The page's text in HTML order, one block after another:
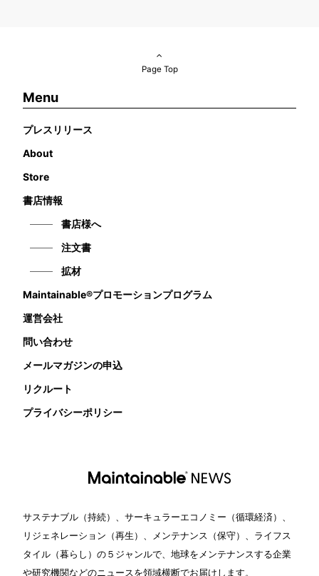
Page Top
Menu
プレスリリース
About
Store
書店情報
書店様へ
注文書
拡材
Maintainable®プロモーションプログラム
運営会社
問い合わせ
メールマガジンの申込
リクルート
プライバシーポリシー
サステナブル（持続）、サーキュラーエコノミー（循環経済）、
リジェネレーション（再生）、メンテナンス（保守）、ライフス
タイル（暮らし）の５ジャンルで、地球をメンテナンスする企業
や研究機関などのニュースを領域横断でお届けします。